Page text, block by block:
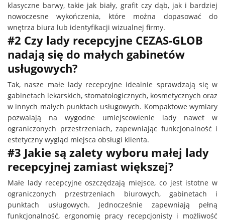
klasyczne barwy, takie jak biały, grafit czy dąb, jak i bardziej
nowoczesne wykończenia, które można dopasować do
wnętrza biura lub identyfikacji wizualnej firmy.
#2 Czy lady recepcyjne CEZAS-GLOB
nadają się do małych gabinetów
usługowych?
Tak, nasze małe lady recepcyjne idealnie sprawdzają się w
gabinetach lekarskich, stomatologicznych, kosmetycznych oraz
w innych małych punktach usługowych. Kompaktowe wymiary
pozwalają na wygodne umiejscowienie lady nawet w
ograniczonych przestrzeniach, zapewniając funkcjonalność i
estetyczny wygląd miejsca obsługi klienta.
#3 Jakie są zalety wyboru małej lady
recepcyjnej zamiast większej?
Małe lady recepcyjne oszczędzają miejsce, co jest istotne w
ograniczonych przestrzeniach biurowych, gabinetach i
punktach usługowych. Jednocześnie zapewniają pełną
funkcjonalność, ergonomię pracy recepcjonisty i możliwość